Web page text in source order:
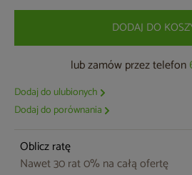
DODAJ DO
lub zamów przez telefon
Dodaj do ulubionych
Dodaj do porównania
Oblicz ratę
Nawet 30 rat 0% na całą ofertę